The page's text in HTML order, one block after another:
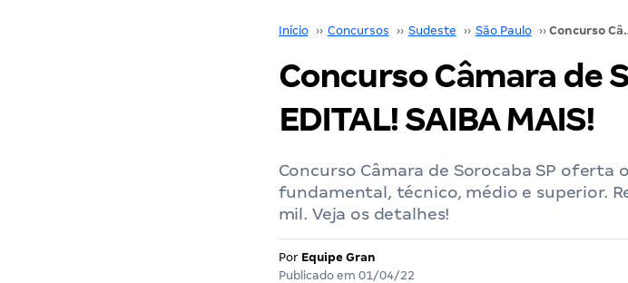
Início ›› Concursos ›› Sudeste ›› São Paulo ›› Concurso
Concurso Câmara de
EDITAL! SAIBA MAIS!
Concurso Câmara de Sorocaba SP
fundamental, técnico, médio e superior.
mil. Veja os detalhes!
Por Equipe Gran
Publicado em 01/04/22